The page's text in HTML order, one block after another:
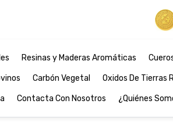
Resinas y Maderas Aromáticas
Carbón Vegetal Oxidos De Tierras
Contacta Con Nosotros ¿Quiénes